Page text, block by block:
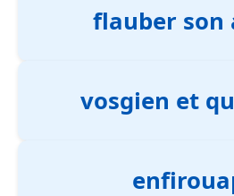
flauber son
vosgien et